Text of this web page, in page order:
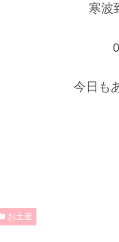
寒波
今日も
お土産